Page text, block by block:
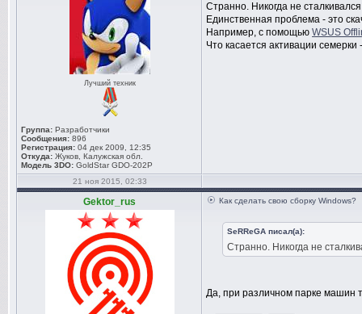
Лучший техник
Группа: Разработчики
Сообщения: 896
Регистрация: 04 дек 2009, 12:35
Откуда: Жуков, Калужская обл.
Модель 3DO: GoldStar GDO-202P
Странно. Никогда не
Единственная проблема - это
Например, с помощью WSUS
Что касается активации
21 ноя 2015, 02:33
Gektor_rus Как сделать свою сборку Windows?
SeRReGA писал(а):
Странно. Никогда не
Да, при различном парке машин